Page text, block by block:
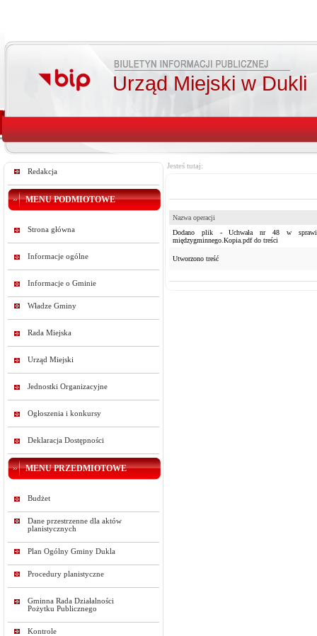
Urząd Miejski w Dukli
Redakcja
MENU PODMIOTOWE
Strona główna
Informacje ogólne
Informacje o Gminie
Władze Gminy
Rada Miejska
Urząd Miejski
Jednostki Organizacyjne
Ogłoszenia i konkursy
Deklaracja Dostępności
MENU PRZEDMIOTOWE
Budżet
Dane przestrzenne dla aktów
planistycznych
Plan Ogólny Gminy Dukla
Procedury planistyczne
Gminna Rada Działalności
Pożytku Publicznego
Kontrole
Jesteś tutaj:
Nazwa operacji
Dodano plik - Uchwała nr 48 w
międzygminnego.Kopia.pdf do treści
Utworzono treść